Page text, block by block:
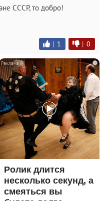
СССР, то добро!
| 1 | 0
i
Ролик длится
несколько секунд, а
смеяться вы